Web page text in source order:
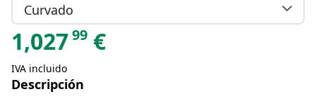
Curvado
1,02799 €
IVA incluido
Descripción